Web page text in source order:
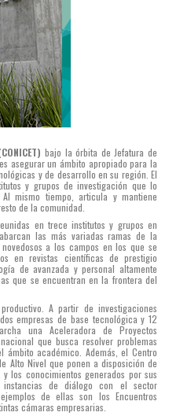
bajo la órbita de Jefatura de
asegurar un ámbito apropiado para la
y de desarrollo en su región. El
y grupos de investigación que lo
mismo tiempo, articula y mantiene
de la comunidad.
en trece institutos y grupos en
las más variadas ramas de la
a los campos en los que se
en revistas científicas de prestigio
de avanzada y personal altamente
que se encuentran en la frontera del
A partir de investigaciones
empresas de base tecnológica y 12
una Aceleradora de Proyectos
que busca resolver problemas
académico. Además, el Centro
Alto Nivel que ponen a disposición de
los conocimientos generados por sus
instancias de diálogo con el sector
de ellas son los Encuentros
cámaras empresarias.